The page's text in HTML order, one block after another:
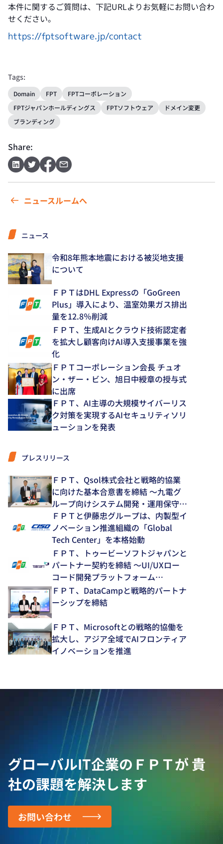
本件に関するご質問は、下記URLよりお気軽にお問い合わ
せください。
https://fptsoftware.jp/contact
Tags:
Domain FPT
FPTコーポレーション
FPTジャパンホールディングス
FPTソフトウェア
ドメイン変更
ブランディング
Share:
ニュースルームへ
ニュース
令和8年熊本地震における被災地支援
について
ＦＰＴはDHL Expressの「GoGreen
Plus」導入により、温室効果ガス排出
量を12.8％削減
ＦＰＴ、生成AIとクラウド技術認定者
を拡大し顧客向けAI導入支援事業を強
化
ＦＰＴコーポレーション会長 チュオ
ン・ザー・ビン、旭日中綬章の授与式
に出席
ＦＰＴ、AI主導の大規模サイバーリス
ク対策を実現するAIセキュリティソリ
ューションを発表
プレスリリース
ＦＰＴ、Qsol株式会社と戦略的協業
に向けた基本合意書を締結 ～九電グ
ループ向けシステム開発・運用保守領
域で中長期的な協業を推進～
ＦＰＴと伊藤忠グループは、内製型イ
ノベーション推進組織の「Global
Tech Center」を本格始動
ＦＰＴ、トゥービーソフトジャパンと
パートナー契約を締結 ～UI/UXロー
コード開発プラットフォーム
「NEXACRO」の技術支援体制を強化
～
ＦＰＴ、DataCampと戦略的パートナ
ーシップを締結
ＦＰＴ、Microsoftとの戦略的協働を
拡大し、アジア全域でAIフロンティア
イノベーションを推進
グローバルIT企業のＦＰＴが貴
社の課題を解決します
お問い合わせ